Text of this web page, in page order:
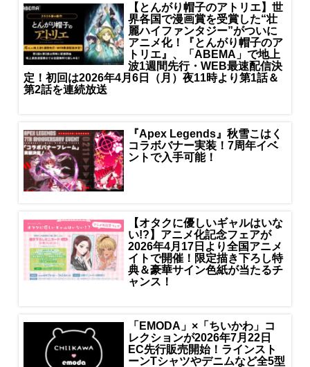
【とんがり帽子のアトリエ】世
界各国で漫画賞を受賞した“壮
麗ハイファンタジー”がついに
アニメ化！『とんがり帽子のア
トリエ』、「ABEMA」で地上
波1週間先行・WEB最速配信決
定！初回は2026年4月6日（月）夜11時より第1話＆
第2話を連続放送
『Apex Legends』秋雪こはく
コラボバナー実装！7周年イベ
ントで入手可能！
【オタクに優しいギャルはいな
い!?】アニメ化記念フェアが
2026年4月17日より全国アニメ
イトで開催！限定描き下ろし特
典＆豪華サイン色紙が当たるチ
ャンス！
「EMODA」×「ちいかわ」コ
レクションが2026年7月22日
EC先行販売開始！ラインスト
ーンTシャツやデニムなど全5型